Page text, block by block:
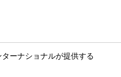
ーナショナルが提供する